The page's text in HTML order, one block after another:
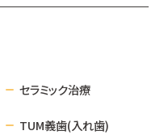
セラミック治療
TUM義歯(入れ歯)